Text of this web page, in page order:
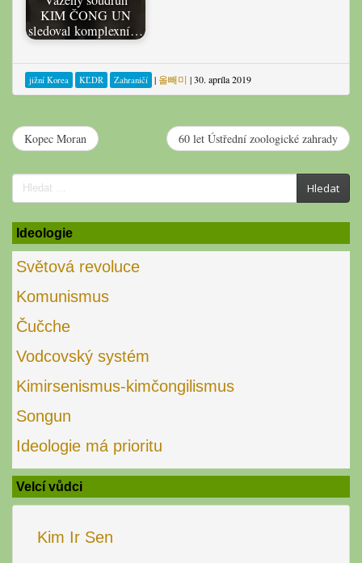
KIM ČONG UN
sledoval komplexní…
jižní Korea KĽDR Zahraničí | 올빼미 |30. apríla 2019
60 let Ústřední zoologické zahrady
Kopec Moran
Search
for:
Hledat
Ideologie
Světová revoluce
Komunismus
Čučche
Vodcovský systém
Kimirsenismus-kimčongilismus
Songun
Ideologie má prioritu
Velcí vůdci
Kim Ir Sen